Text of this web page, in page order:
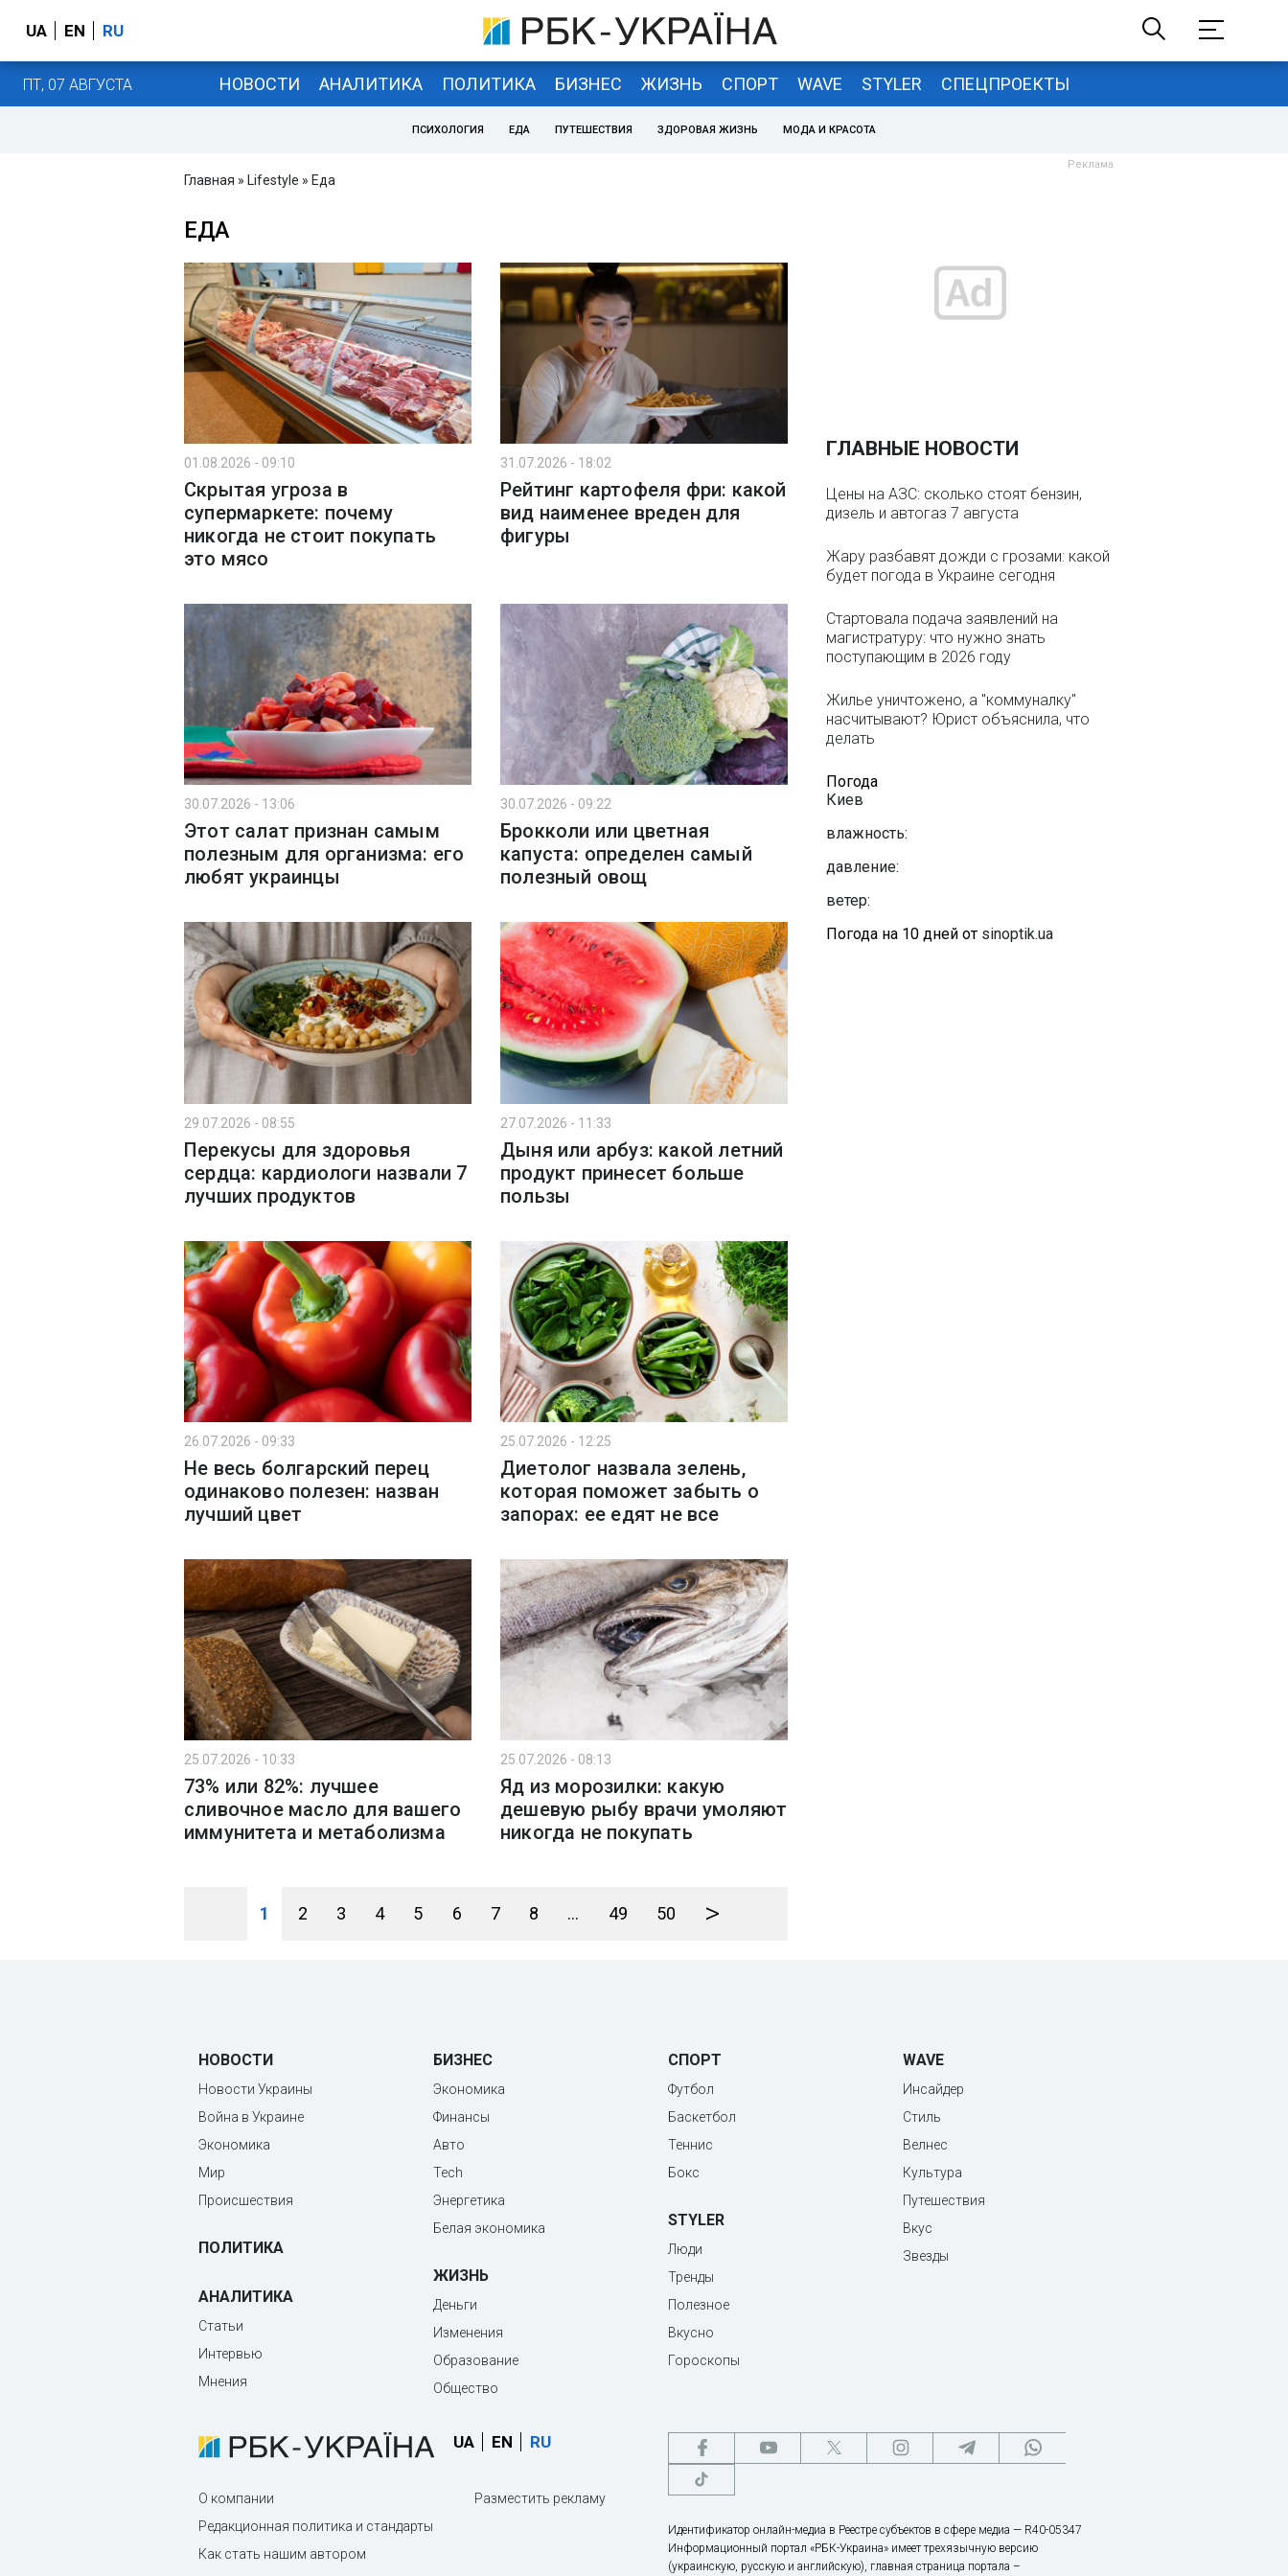
UA EN RU
ПТ, 07 АВГУСТА НОВОСТИ АНАЛИТИКА ПОЛИТИКА БИЗНЕС ЖИЗНЬ СПОРТ WAVE STYLER СПЕЦПРОЕКТЫ
ПСИХОЛОГИЯ ЕДА ПУТЕШЕСТВИЯ ЗДОРОВАЯ ЖИЗНЬ МОДА И КРАСОТА
Главная » Lifestyle » Еда
ЕДА
01.08.2026 - 09:10
Скрытая угроза в
супермаркете: почему
никогда не стоит покупать
это мясо
31.07.2026 - 18:02
Рейтинг картофеля фри: какой
вид наименее вреден для
фигуры
30.07.2026 - 13:06
Этот салат признан самым
полезным для организма: его
любят украинцы
30.07.2026 - 09:22
Брокколи или цветная
капуста: определен самый
полезный овощ
29.07.2026 - 08:55
Перекусы для здоровья
сердца: кардиологи назвали 7
лучших продуктов
27.07.2026 - 11:33
Дыня или арбуз: какой летний
продукт принесет больше
пользы
26.07.2026 - 09:33
Не весь болгарский перец
одинаково полезен: назван
лучший цвет
25.07.2026 - 12:25
Диетолог назвала зелень,
которая поможет забыть о
запорах: ее едят не все
25.07.2026 - 10:33
73% или 82%: лучшее
сливочное масло для вашего
иммунитета и метаболизма
25.07.2026 - 08:13
Яд из морозилки: какую
дешевую рыбу врачи умоляют
никогда не покупать
1 2 3 4 5 6 7 8 ... 49 50 >
ГЛАВНЫЕ НОВОСТИ
Цены на АЗС: сколько стоят бензин,
дизель и автогаз 7 августа
Жару разбавят дожди с грозами: какой
будет погода в Украине сегодня
Стартовала подача заявлений на
магистратуру: что нужно знать
поступающим в 2026 году
Жилье уничтожено, а "коммуналку"
насчитывают? Юрист объяснила, что
делать
Погода
Киев
влажность:
давление:
ветер:
Погода на 10 дней от sinoptik.ua
НОВОСТИ
Новости Украины
Война в Украине
Экономика
Мир
Происшествия
ПОЛИТИКА
АНАЛИТИКА
Статьи
Интервью
Мнения
БИЗНЕС
Экономика
Финансы
Авто
Tech
Энергетика
Белая экономика
ЖИЗНЬ
Деньги
Изменения
Образование
Общество
СПОРТ
Футбол
Баскетбол
Теннис
Бокс
STYLER
Люди
Тренды
Полезное
Вкусно
Гороскопы
WAVE
Инсайдер
Стиль
Велнес
Культура
Путешествия
Вкус
Звезды
UA EN RU
О компании
Редакционная политика и стандарты
Как стать нашим автором
Разместить рекламу
Идентификатор онлайн-медиа в Реестре субъектов в сфере медиа — R40-05347
Информационный портал «РБК-Украина» имеет трехязычную версию
(украинскую, русскую и английскую), главная страница портала –